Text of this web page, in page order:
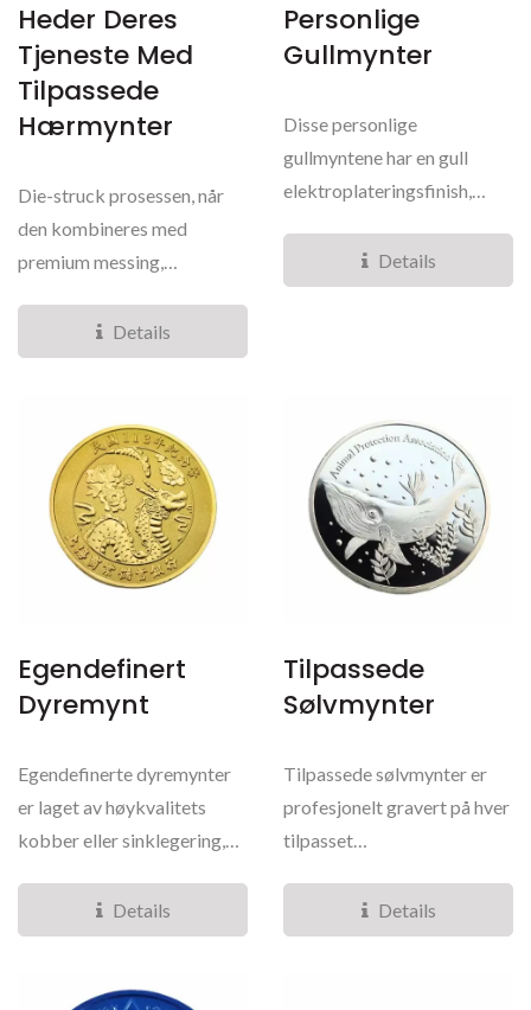
Heder Deres
Tjeneste Med
Tilpassede
Hærmynter
Die-struck prosessen, når
den kombineres med
premium messing,
eksepsjonelt...Details
Personlige
Gullmynter
Disse personlige
gullmyntene har en gull
elektroplateringsfinish,
sandblåsing...Details
Egendefinert
Dyremynt
Egendefinerte dyremynter
er laget av høykvalitets
kobber eller sinklegering,
Details
Tilpassede
Sølvmynter
Tilpassede sølvmynter er
profesjonelt gravert på hver
tilpasset
Details